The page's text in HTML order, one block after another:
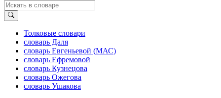
Толковые словари
словарь Даля
словарь Евгеньевой (МАС)
словарь Ефремовой
словарь Кузнецова
словарь Ожегова
словарь Ушакова